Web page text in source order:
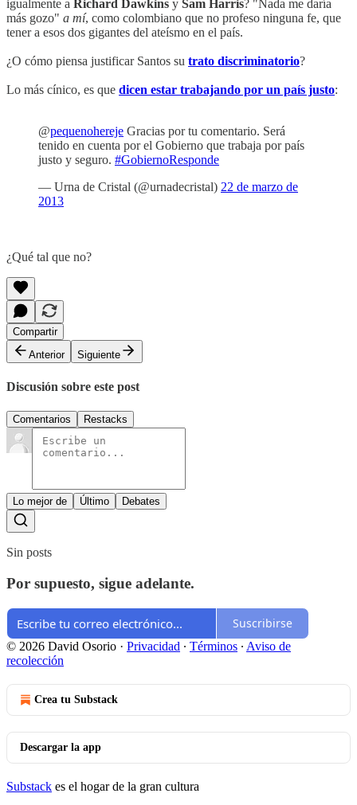
igualmente a Richard Dawkins y Sam Harris? "Nada me daría
más gozo" a mí, como colombiano que no profeso ninguna fe, que
tener a esos dos gigantes del ateísmo en el país.
¿O cómo piensa justificar Santos su trato discriminatorio?
Lo más cínico, es que dicen estar trabajando por un país justo:
@pequenohereje Gracias por tu comentario. Será
tenido en cuenta por el Gobierno que trabaja por país
justo y seguro. #GobiernoResponde
— Urna de Cristal (@urnadecristal) 22 de marzo de
2013
¿Qué tal que no?
Compartir
Anterior
Siguiente
Discusión sobre este post
Comentarios Restacks
Lo mejor de Último Debates
Sin posts
Por supuesto, sigue adelante.
Suscribirse
© 2026 David Osorio · Privacidad ∙ Términos ∙ Aviso de
recolección
Crea tu Substack
Descargar la app
Substack es el hogar de la gran cultura